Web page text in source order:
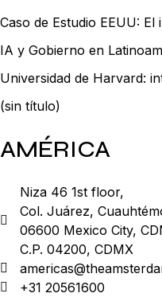
Caso de Estudio EEUU:
IA y Gobierno en
Universidad de Harvard:
(sin título)
AMÉRICA
Niza 46 1st floor,
Col. Juárez,
06600 Mexico City,
C.P. 04200, CDMX
+31 20561600